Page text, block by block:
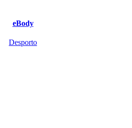
eBody
Desporto